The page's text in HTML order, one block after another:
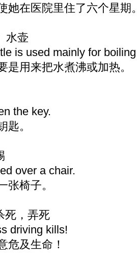
她在医院里住了六个星期
水壶
is used mainly for
是用来把水煮沸或加热。
the key.
匙。
over a chair.
张椅子。
死，弄死
driving kills!
危及生命！